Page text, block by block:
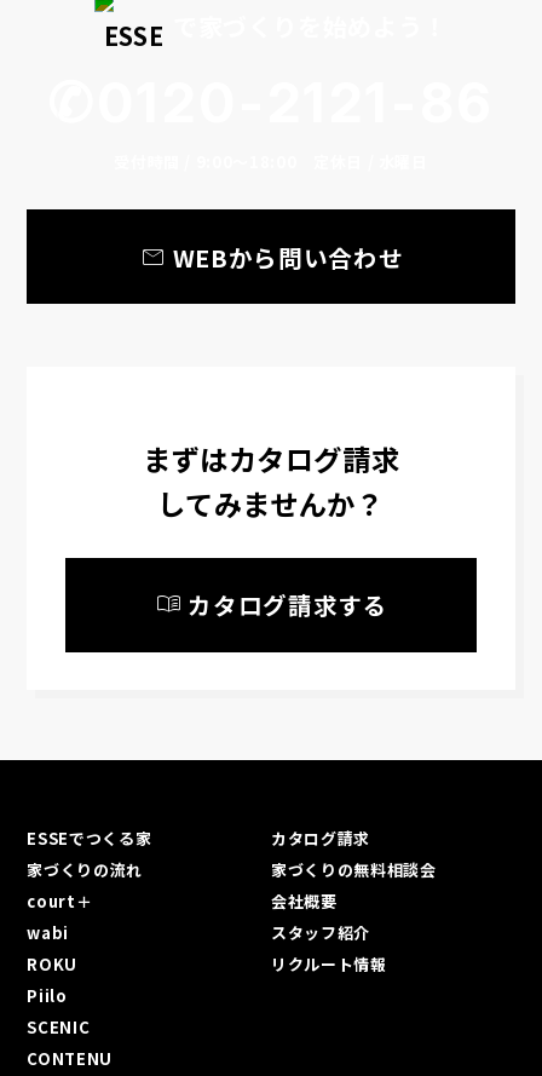
mail WEBから問い合わせ
まずはカタログ請求
してみませんか？
menu_book カタログ請求する
ESSEでつくる家
家づくりの流れ
court＋
wabi
ROKU
Piilo
SCENIC
CONTENU
カタログ請求
家づくりの無料相談会
会社概要
スタッフ紹介
リクルート情報